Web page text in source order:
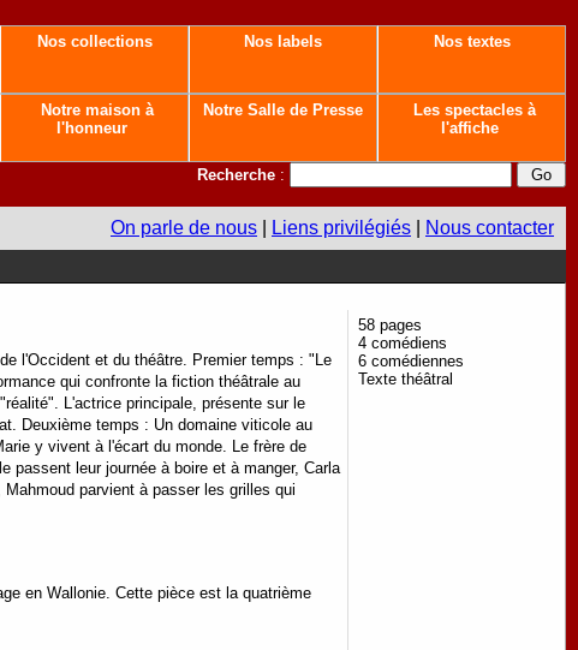
Nos collections Nos labels Nos textes
Notre maison à
l'honneur
Notre Salle de Presse
Les spectacles à
l'affiche
Recherche :
On parle de nous Liens privilégiés Nous contacter
l'Occident et du théâtre. Premier temps : "Le
qui confronte la fiction théâtrale au
L'actrice principale, présente sur le
Deuxième temps : Un domaine viticole au
y vivent à l'écart du monde. Le frère de
passent leur journée à boire et à manger, Carla
parvient à passer les grilles qui
en Wallonie. Cette pièce est la quatrième
58 pages
4 comédiens
6 comédiennes
Texte théâtral